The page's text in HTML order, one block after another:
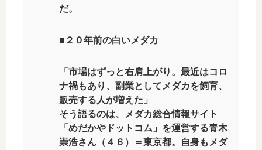
だ。
■２０年前の白いメダカ
「市場はずっと右肩上がり。最近はコロ
ナ禍もあり、副業としてメダカを飼育、
販売する人が増えた」
そう語るのは、メダカ総合情報サイト
「めだかやドットコム」を運営する青木
崇浩さん（４６）＝東京都。自身もメダ